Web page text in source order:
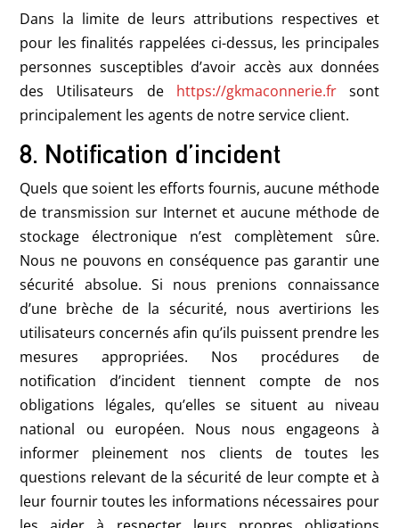
Dans la limite de leurs attributions respectives et
pour les finalités rappelées ci-dessus, les principales
personnes susceptibles d’avoir accès aux données
des Utilisateurs de
https://gkmaconnerie.fr
sont
principalement les agents de notre service client.
8. Notification d’incident
Quels que soient les efforts fournis, aucune méthode
de transmission sur Internet et aucune méthode de
stockage électronique n’est complètement sûre.
Nous ne pouvons en conséquence pas garantir une
sécurité absolue. Si nous prenions connaissance
d’une brèche de la sécurité, nous avertirions les
utilisateurs concernés afin qu’ils puissent prendre les
mesures appropriées. Nos procédures de
notification d’incident tiennent compte de nos
obligations légales, qu’elles se situent au niveau
national ou européen. Nous nous engageons à
informer pleinement nos clients de toutes les
questions relevant de la sécurité de leur compte et à
leur fournir toutes les informations nécessaires pour